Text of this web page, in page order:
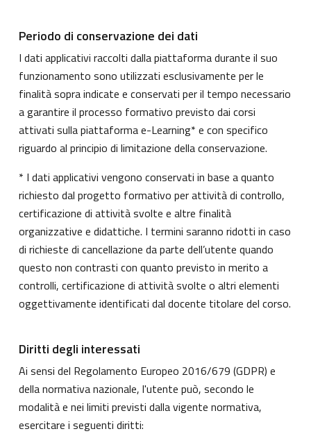
Periodo di conservazione dei dati
I dati applicativi raccolti dalla piattaforma durante il suo
funzionamento sono utilizzati esclusivamente per le
finalità sopra indicate e conservati per il tempo necessario
a garantire il processo formativo previsto dai corsi
attivati sulla piattaforma e-Learning* e con specifico
riguardo al principio di limitazione della conservazione.
* I dati applicativi vengono conservati in base a quanto
richiesto dal progetto formativo per attività di controllo,
certificazione di attività svolte e altre finalità
organizzative e didattiche. I termini saranno ridotti in caso
di richieste di cancellazione da parte dell’utente quando
questo non contrasti con quanto previsto in merito a
controlli, certificazione di attività svolte o altri elementi
oggettivamente identificati dal docente titolare del corso.
Diritti degli interessati
Ai sensi del Regolamento Europeo 2016/679 (GDPR) e
della normativa nazionale, l'utente può, secondo le
modalità e nei limiti previsti dalla vigente normativa,
esercitare i seguenti diritti: